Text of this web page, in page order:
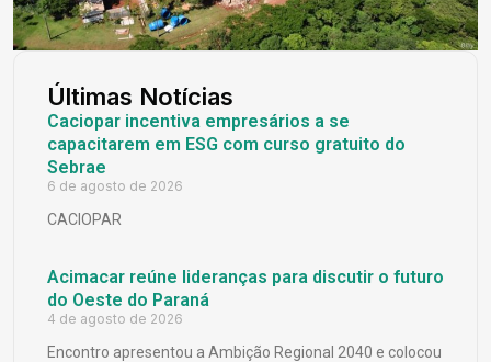
Últimas Notícias
Caciopar incentiva empresários a se
capacitarem em ESG com curso gratuito do
Sebrae
6 de agosto de 2026
CACIOPAR
Acimacar reúne lideranças para discutir o futuro
do Oeste do Paraná
4 de agosto de 2026
Encontro apresentou a Ambição Regional 2040 e colocou